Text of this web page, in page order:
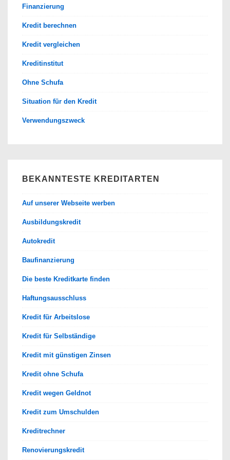
Finanzierung
Kredit berechnen
Kredit vergleichen
Kreditinstitut
Ohne Schufa
Situation für den Kredit
Verwendungszweck
BEKANNTESTE KREDITARTEN
Auf unserer Webseite werben
Ausbildungskredit
Autokredit
Baufinanzierung
Die beste Kreditkarte finden
Haftungsausschluss
Kredit für Arbeitslose
Kredit für Selbständige
Kredit mit günstigen Zinsen
Kredit ohne Schufa
Kredit wegen Geldnot
Kredit zum Umschulden
Kreditrechner
Renovierungskredit